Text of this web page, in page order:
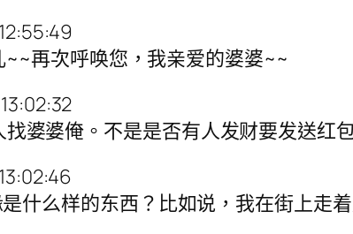
再次呼唤您，我亲爱的婆婆~~
婆婆俺。不是是否有人发财要发送红
什么样的东西？比如说，我在街上走